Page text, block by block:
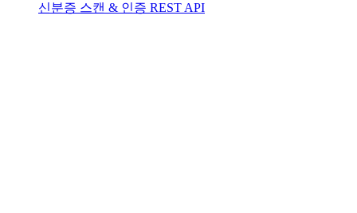
신분증 스캔 & 인증 REST API